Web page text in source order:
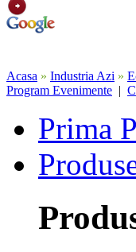
Acasa » Industria Azi »
Program Evenimente |
Prima